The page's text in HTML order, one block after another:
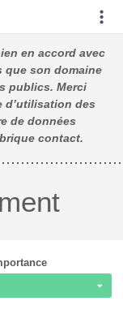
en accord avec
que son domaine
publics. Merci
d’utilisation des
de données
contact.